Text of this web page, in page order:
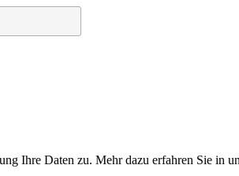
Ihre Daten zu. Mehr dazu erfahren Sie in